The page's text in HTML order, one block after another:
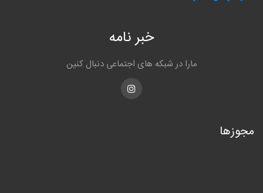
خبر نامه
مارا در شبکه های اجتماعی دنبال کنین
Instagram
مجوزها